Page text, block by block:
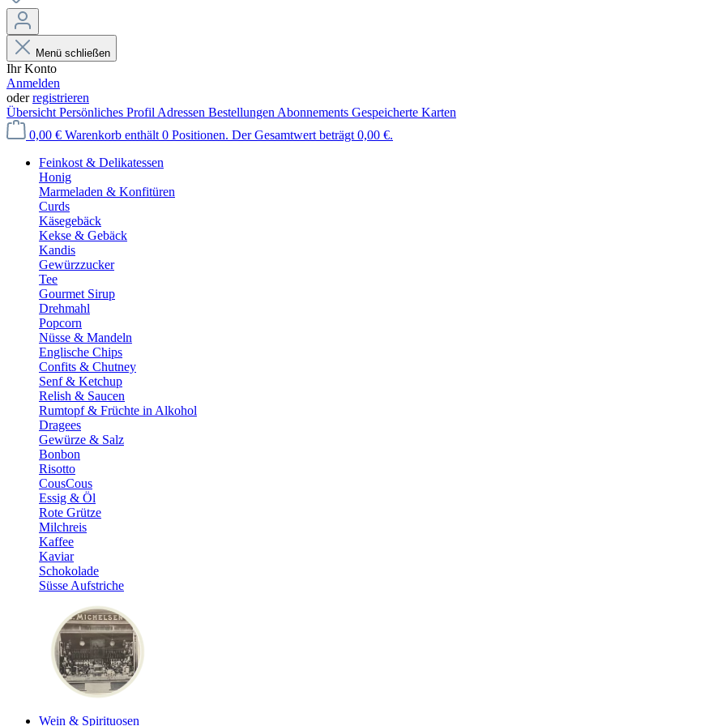
Menü schließen
Ihr Konto
Anmelden
oderregistrieren
Übersicht Persönliches Profil Adressen Bestellungen Abonnements Gespeicherte Karten
0,00 € Warenkorb enthält 0 Positionen. Der Gesamtwert beträgt 0,00 €.
Feinkost & Delikatessen
Honig
Marmeladen & Konfitüren
Curds
Käsegebäck
Kekse & Gebäck
Kandis
Gewürzzucker
Tee
Gourmet Sirup
Drehmahl
Popcorn
Nüsse & Mandeln
Englische Chips
Confits & Chutney
Senf & Ketchup
Relish & Saucen
Rumtopf & Früchte in Alkohol
Dragees
Gewürze & Salz
Bonbon
Risotto
CousCous
Essig & Öl
Rote Grütze
Milchreis
Kaffee
Kaviar
Schokolade
Süsse Aufstriche
Wein & Spirituosen